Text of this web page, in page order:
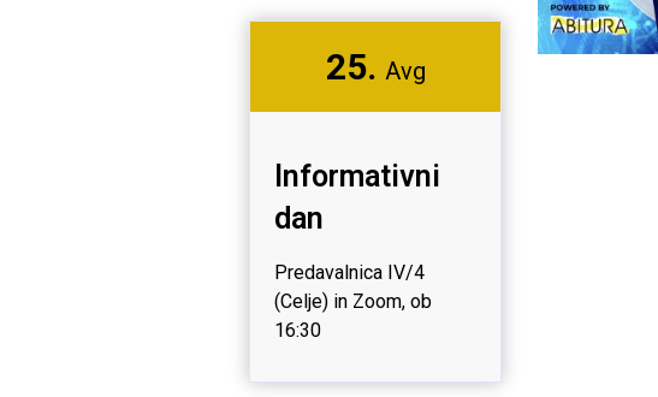
25. Avg
Informativni
dan
Predavalnica IV/4
(Celje) in Zoom, ob
16:30